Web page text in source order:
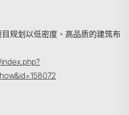
规划以低密度、高品质的建筑布